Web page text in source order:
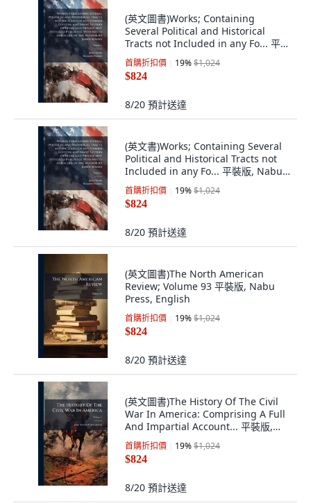
(英文圖書)Works; Containing
Several Political and Historical
Tracts not Included in any Fo... 平裝
版, Nabu Press, 英文
首購折扣價 19%$1,024
$824
8/20 預計送達
(英文書)Works; Containing Several
Political and Historical Tracts not
Included in any Fo... 平裝版, Nabu
Press, 英文
首購折扣價 19%$1,024
$824
8/20 預計送達
(英文圖書)The North American
Review; Volume 93 平裝版, Nabu
Press, English
首購折扣價 19%$1,024
$824
8/20 預計送達
(英文圖書)The History Of The Civil
War In America: Comprising A Full
And Impartial Account... 平裝版,
Nabu Press, 英文
首購折扣價 19%$1,024
$824
8/20 預計送達